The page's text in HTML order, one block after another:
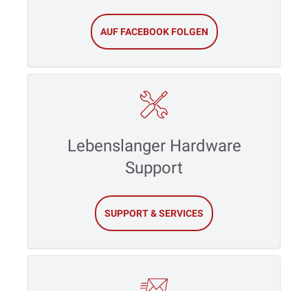
AUF FACEBOOK FOLGEN
Lebenslanger Hardware
Support
SUPPORT & SERVICES